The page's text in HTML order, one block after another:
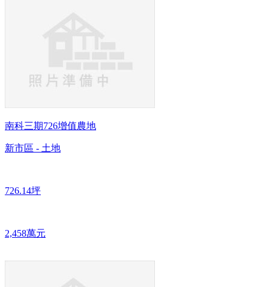
南科三期726增值農地
新市區 - 土地
726.14坪
2,458萬元